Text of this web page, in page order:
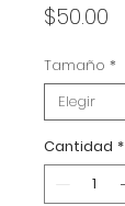
$50.00
Tamaño *
Cantidad *